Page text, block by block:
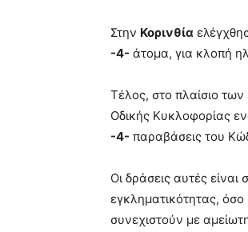
Στην Κορινθία
-4- άτομα, για κλοπή
Τέλος, στο πλαίσιο των
Οδικής Κυκλοφορίας
-4- παραβάσεις του
Οι δράσεις αυτές
εγκληματικότητας,
συνεχιστούν με